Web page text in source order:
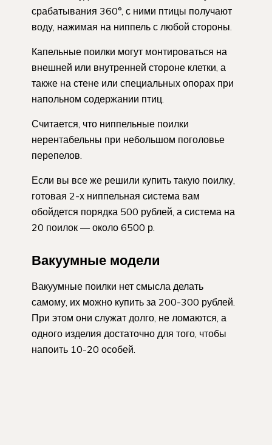
срабатывания 360°, с ними птицы получают
воду, нажимая на ниппель с любой стороны.
Капельные поилки могут монтироваться на
внешней или внутренней стороне клетки, а
также на стене или специальных опорах при
напольном содержании птиц.
Считается, что ниппельные поилки
нерентабельны при небольшом поголовье
перепелов.
Если вы все же решили купить такую поилку,
готовая 2-х ниппельная система вам
обойдется порядка 500 рублей, а система на
20 поилок — около 6500 р.
Вакуумные модели
Вакуумные поилки нет смысла делать
самому, их можно купить за 200-300 рублей.
При этом они служат долго, не ломаются, а
одного изделия достаточно для того, чтобы
напоить 10-20 особей.